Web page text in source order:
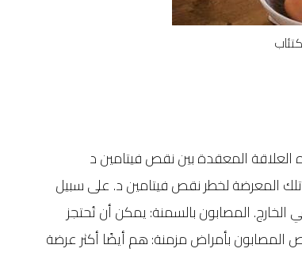
المعقدة بين نقص فيتامين د
تلك المعرضة لخطر نقص فيتامين د. على سبيل
الخارج. المصابون بالسمنة: يمكن أن تُحتجز
المصابون بأمراض مزمنة: هم أيضًا أكثر عرضة